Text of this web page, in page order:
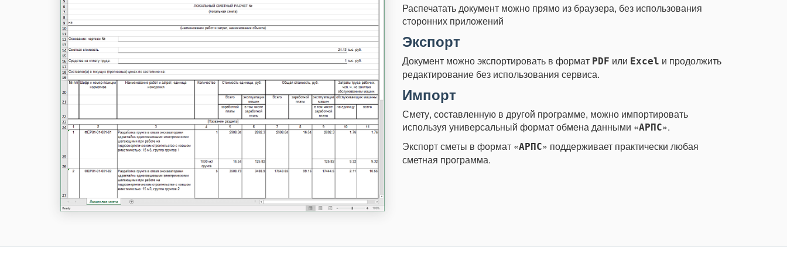
Распечатать документ можно прямо из браузера, без использования
сторонних приложений
Экспорт
Документ можно экспортировать в формат PDF или Excel и продолжить
редактирование без использования сервиса.
Импорт
Смету, составленную в другой программе, можно импортировать
используя универсальный формат обмена данными «АРПС».
Экспорт сметы в формат «АРПС» поддерживает практически любая
сметная программа.